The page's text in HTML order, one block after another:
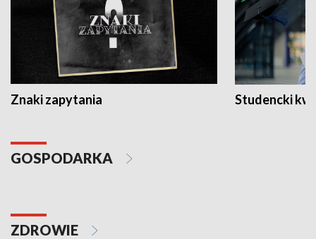
Znaki zapytania Studencki
GOSPODARKA
ZDROWIE